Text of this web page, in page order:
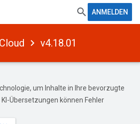
ANMELDEN
v4.18.01
um Inhalte in Ihre bevorzugte
Übersetzungen können Fehler